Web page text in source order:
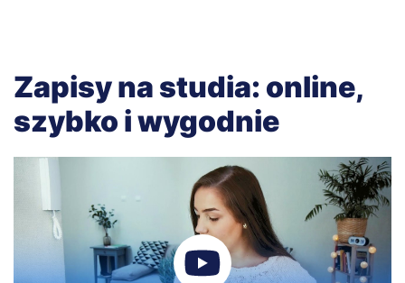
Zapisy na studia: online,
szybko i wygodnie